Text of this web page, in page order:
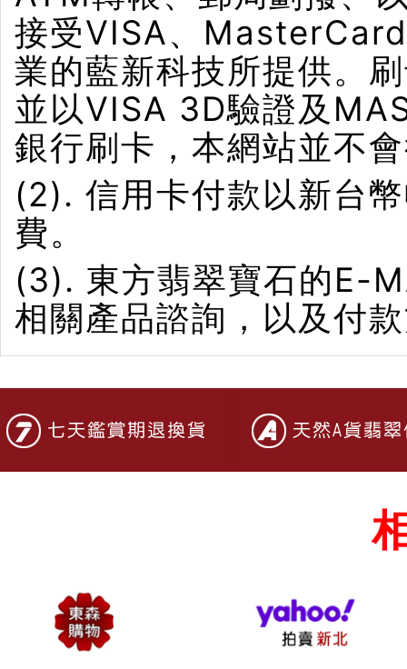
接受VISA、
業的藍新科技所提供。
並以VISA 3D驗證及
銀行刷卡，本網站並不
(2). 信用卡付款以新台
費。
(3). 東方翡翠寶石的E-
相關產品諮詢，以及付